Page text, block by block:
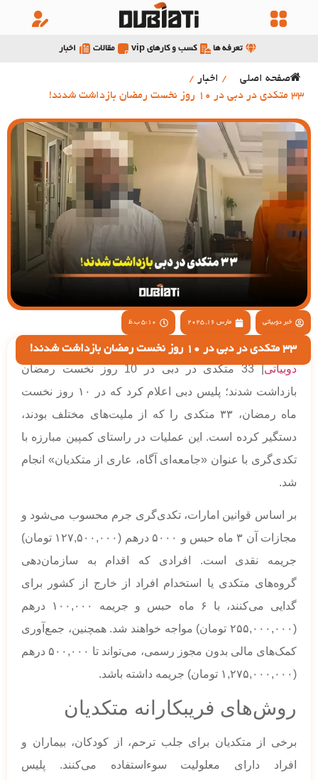
تعرفه ها کسب و کارهای vip مقالات اخبار
صفحه اصلی / اخبار /
33 متکدی در دبی در 10 روز نخست رمضان بازداشت شدند!
خبر دوبیاتی مارس 16, 2025 5:10 ب.ظ
33 متکدی در دبی در 10 روز نخست رمضان بازداشت شدند!
دوبیاتی
| 33 متکدی در دبی در 10 روز نخست رمضان
بازداشت شدند؛ پلیس دبی اعلام کرد که در ۱۰ روز نخست
ماه رمضان، ۳۳ متکدی را که از ملیت‌های مختلف بودند،
دستگیر کرده است. این عملیات در راستای کمپین مبارزه با
تکدی‌گری با عنوان «جامعه‌ای آگاه، عاری از متکدیان» انجام
شد.
بر اساس قوانین امارات، تکدی‌گری جرم محسوب می‌شود و
مجازات آن ۳ ماه حبس و ۵۰۰۰ درهم (۱۲۷,۵۰۰,۰۰۰ تومان)
جریمه نقدی است. افرادی که اقدام به سازمان‌دهی
گروه‌های متکدی یا استخدام افراد از خارج از کشور برای
گدایی می‌کنند، با ۶ ماه حبس و جریمه ۱۰۰,۰۰۰ درهم
(۲۵۵,۰۰۰,۰۰۰ تومان) مواجه خواهند شد. همچنین، جمع‌آوری
کمک‌های مالی بدون مجوز رسمی، می‌تواند تا ۵۰۰,۰۰۰ درهم
(۱,۲۷۵,۰۰۰,۰۰۰ تومان) جریمه داشته باشد.
روش‌های فریبکارانه متکدیان
برخی از متکدیان برای جلب ترحم، از کودکان، بیماران و
افراد دارای معلولیت سوءاستفاده می‌کنند. پلیس